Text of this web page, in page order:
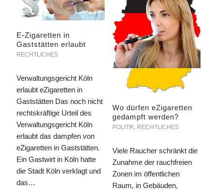
E-Zigaretten in
Gaststätten erlaubt
RECHTLICHES
Verwaltungsgericht Köln
erlaubt eZigaretten in
Gaststätten Das noch nicht
rechtskräftige Urteil des
Verwaltungsgericht Köln
erlaubt das dampfen von
eZigaretten in Gaststätten.
Ein Gastwirt in Köln hatte
die Stadt Köln verklagt und
das…
Wo dürfen eZigaretten
gedampft werden?
POLITIK RECHTLICHES
Viele Raucher schränkt die
Zunahme der rauchfreien
Zonen im öffentlichen
Raum, in Gebäuden,